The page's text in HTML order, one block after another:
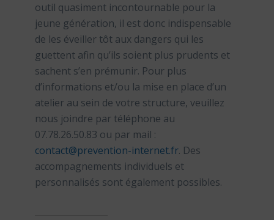
outil quasiment incontournable pour la
jeune génération, il est donc indispensable
de les éveiller tôt aux dangers qui les
guettent afin qu’ils soient plus prudents et
sachent s’en prémunir. Pour plus
d’informations et/ou la mise en place d’un
atelier au sein de votre structure, veuillez
nous joindre par téléphone au
07.78.26.50.83 ou par mail :
contact@prevention-internet.fr. Des
accompagnements individuels et
personnalisés sont également possibles.